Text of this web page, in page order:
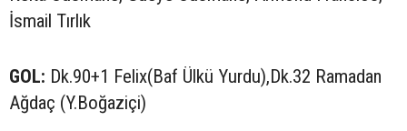
İsmail Tırlık
GOL: Dk.90+1 Felix(Baf Ülkü Yurdu),Dk.32 Ramadan
Ağdaç (Y.Boğaziçi)